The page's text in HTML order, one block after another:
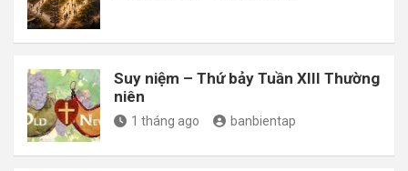
Suy niệm – Thứ bảy Tuần XIII Thường
niên
1 tháng ago banbientap